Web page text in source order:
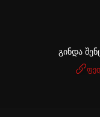
გინდა